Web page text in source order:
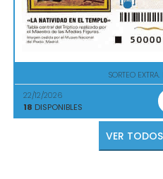
SORTEO
22/12/2026
18 DISPONIBLES